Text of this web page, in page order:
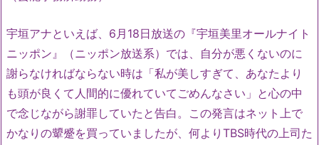
宇垣アナといえば、6月18日放送の『宇垣美里オールナイト
ニッポン』（ニッポン放送系）では、自分が悪くないのに
謝らなければならない時は「私が美しすぎて、あなたより
も頭が良くて人間的に優れていてごめんなさい」と心の中
で念じながら謝罪していたと告白。この発言はネット上で
かなりの顰蹙を買っていましたが、何よりTBS時代の上司た